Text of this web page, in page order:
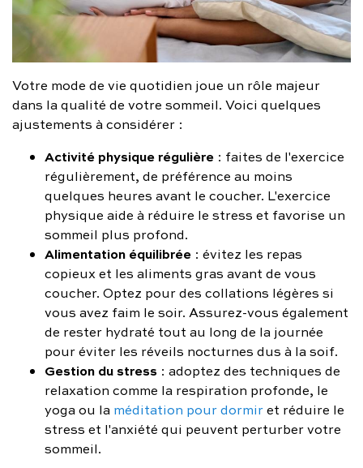
Votre mode de vie quotidien joue un rôle majeur
dans la qualité de votre sommeil. Voici quelques
ajustements à considérer :
Activité physique régulière : faites de l'exercice
régulièrement, de préférence au moins
quelques heures avant le coucher. L'exercice
physique aide à réduire le stress et favorise un
sommeil plus profond.
Alimentation équilibrée : évitez les repas
copieux et les aliments gras avant de vous
coucher. Optez pour des collations légères si
vous avez faim le soir. Assurez-vous également
de rester hydraté tout au long de la journée
pour éviter les réveils nocturnes dus à la soif.
Gestion du stress : adoptez des techniques de
relaxation comme la respiration profonde, le
yoga ou la méditation pour dormiret réduire le
stress et l'anxiété qui peuvent perturber votre
sommeil.